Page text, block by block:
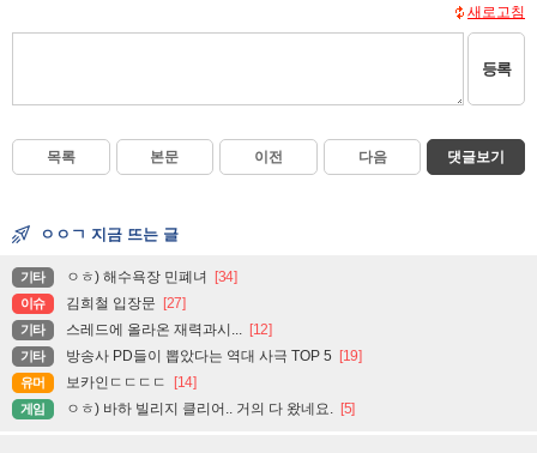
새로고침
등록
목록 본문 이전 다음 댓글보기
ㅇㅇㄱ 지금 뜨는 글
기타 ㅇㅎ) 해수욕장 민폐녀 [34]
이슈 김희철 입장문 [27]
기타 스레드에 올라온 재력과시... [12]
기타 방송사 PD들이 뽑았다는 역대 사극 TOP 5 [19]
유머 보카인ㄷㄷㄷㄷ [14]
게임 ㅇㅎ) 바하 빌리지 클리어.. 거의 다 왔네요. [5]